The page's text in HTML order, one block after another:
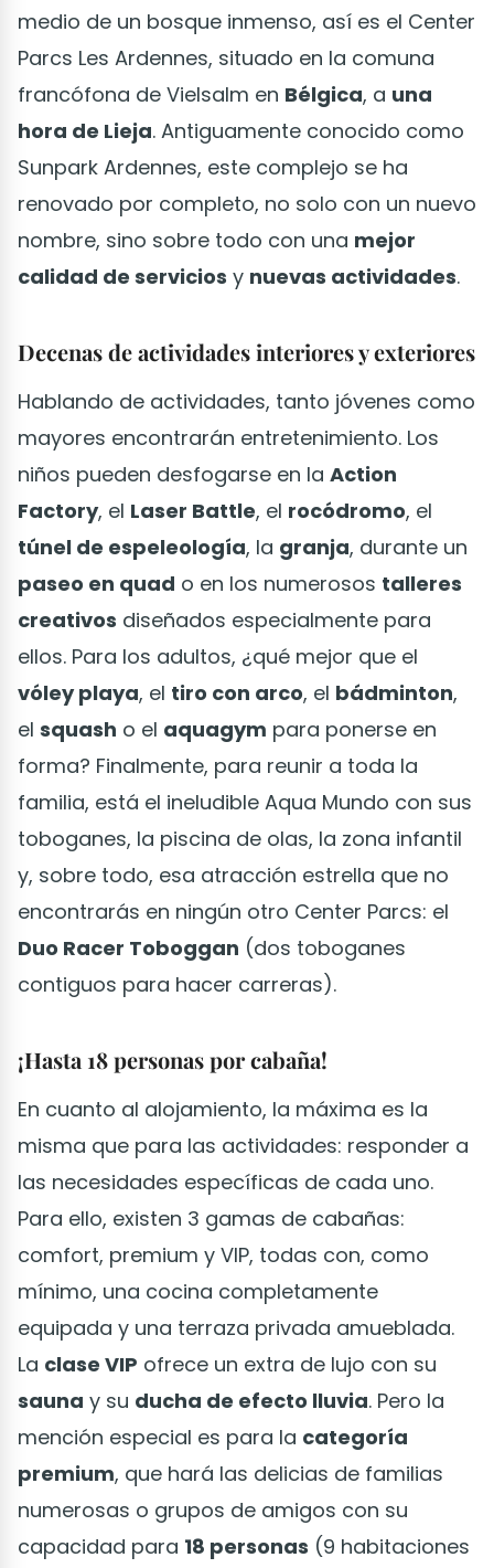
medio de un bosque inmenso, así es el Center
Parcs Les Ardennes, situado en la comuna
francófona de Vielsalm en Bélgica, a una
hora de Lieja. Antiguamente conocido como
Sunpark Ardennes, este complejo se ha
renovado por completo, no solo con un nuevo
nombre, sino sobre todo con una mejor
calidad de servicios y nuevas actividades.
Decenas de actividades interiores y exteriores
Hablando de actividades, tanto jóvenes como
mayores encontrarán entretenimiento. Los
niños pueden desfogarse en la Action
Factory, el Laser Battle, el rocódromo, el
túnel de espeleología, la granja, durante un
paseo en quad o en los numerosos talleres
creativos diseñados especialmente para
ellos. Para los adultos, ¿qué mejor que el
vóley playa, el tiro con arco, el bádminton,
el squash o el aquagym para ponerse en
forma? Finalmente, para reunir a toda la
familia, está el ineludible Aqua Mundo con sus
toboganes, la piscina de olas, la zona infantil
y, sobre todo, esa atracción estrella que no
encontrarás en ningún otro Center Parcs: el
Duo Racer Toboggan (dos toboganes
contiguos para hacer carreras).
¡Hasta 18 personas por cabaña!
En cuanto al alojamiento, la máxima es la
misma que para las actividades: responder a
las necesidades específicas de cada uno.
Para ello, existen 3 gamas de cabañas:
comfort, premium y VIP, todas con, como
mínimo, una cocina completamente
equipada y una terraza privada amueblada.
La clase VIP ofrece un extra de lujo con su
sauna y su ducha de efecto lluvia. Pero la
mención especial es para la categoría
premium, que hará las delicias de familias
numerosas o grupos de amigos con su
capacidad para 18 personas (9 habitaciones